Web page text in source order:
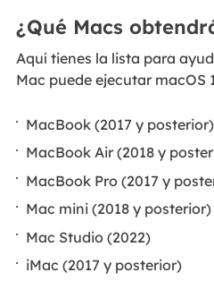
¿Qué Macs
Aquí tienes la lista para
Mac puede ejecutar macOS
MacBook (2017 y posterior)
MacBook Air (2018 y
MacBook Pro (2017 y
Mac mini (2018 y posterior)
Mac Studio (2022)
iMac (2017 y posterior)